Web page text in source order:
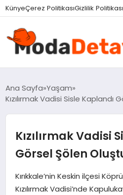
KünyeÇerez PolitikasıGizlilik Politikası
GÜNDEM
EĞITIM
Ana Sayfa Yaşam
Kızılırmak Vadisi Sisle Kaplandı
Kızılırmak Vadisi
Görsel Şölen
Kırıkkale’nin Keskin ilçesi
Kızılırmak Vadisi’nde